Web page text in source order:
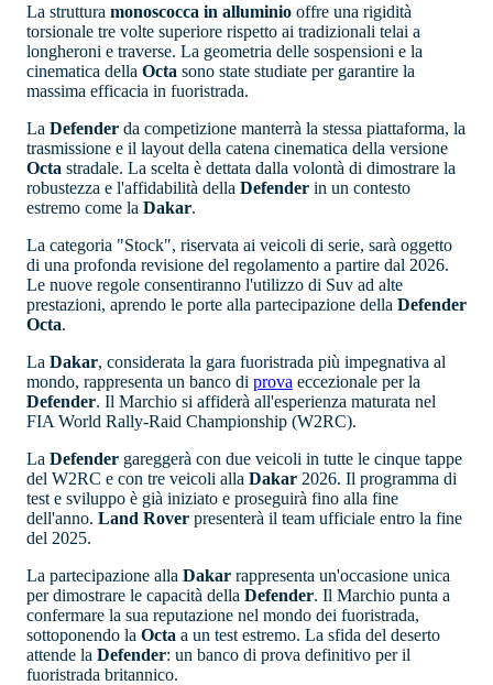
La struttura monoscocca in alluminio offre una rigidità
torsionale tre volte superiore rispetto ai tradizionali telai a
longheroni e traverse. La geometria delle sospensioni e la
cinematica della Octa sono state studiate per garantire la
massima efficacia in fuoristrada.
La Defender da competizione manterrà la stessa piattaforma, la
trasmissione e il layout della catena cinematica della versione
Octa stradale. La scelta è dettata dalla volontà di dimostrare la
robustezza e l'affidabilità della Defender in un contesto
estremo come la Dakar.
La categoria "Stock", riservata ai veicoli di serie, sarà oggetto
di una profonda revisione del regolamento a partire dal 2026.
Le nuove regole consentiranno l'utilizzo di Suv ad alte
prestazioni, aprendo le porte alla partecipazione della Defender
Octa.
La Dakar, considerata la gara fuoristrada più impegnativa al
mondo, rappresenta un banco di prova eccezionale per la
Defender. Il Marchio si affiderà all'esperienza maturata nel
FIA World Rally-Raid Championship (W2RC).
La Defender gareggerà con due veicoli in tutte le cinque tappe
del W2RC e con tre veicoli alla Dakar 2026. Il programma di
test e sviluppo è già iniziato e proseguirà fino alla fine
dell'anno. Land Rover presenterà il team ufficiale entro la fine
del 2025.
La partecipazione alla Dakar rappresenta un'occasione unica
per dimostrare le capacità della Defender. Il Marchio punta a
confermare la sua reputazione nel mondo dei fuoristrada,
sottoponendo la Octa a un test estremo. La sfida del deserto
attende la Defender: un banco di prova definitivo per il
fuoristrada britannico.